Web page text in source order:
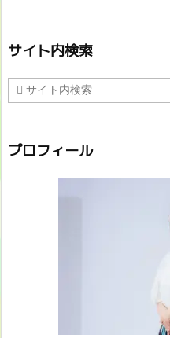
サイト内検索
プロフィール